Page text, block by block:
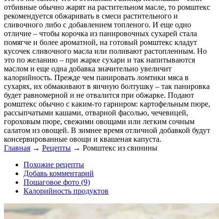
отбивные обычно жарят на растительном масле, то ромштекс
рекомендуется обжаривать в смеси растительного и
сливочного либо с добавлением топленого. И еще одно
отличие – чтобы корочка из панировочных сухарей стала
помягче и более ароматной, на готовый ромштекс кладут
кусочек сливочного масла или поливают растопленным. Но
это по желанию – при жарке сухари и так напитываются
маслом и еще одна добавка значительно увеличит
калорийность. Прежде чем панировать ломтики мяса в
сухарях, их обмакивают в яичную болтушку – так панировка
будет равномерной и не отвалится при обжарке. Подают
ромштекс обычно с каким-то гарниром: картофельным пюре,
рассыпчатыми кашами, отварной фасолью, чечевицей,
гороховым пюре, свежими овощами или легким сочным
салатом из овощей. В зимнее время отличной добавкой будут
консервированные овощи и квашеная капуста.
Главная → Рецепты → Ромштекс из свинины
Похожие рецепты
Добавь комментарий
Пошаговое фото (9)
Калорийность продуктов